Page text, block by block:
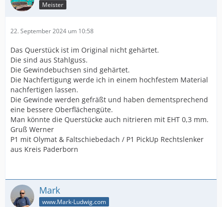
Meister
22. September 2024 um 10:58
Das Querstück ist im Original nicht gehärtet.
Die sind aus Stahlguss.
Die Gewindebuchsen sind gehärtet.
Die Nachfertigung werde ich in einem hochfestem Material
nachfertigen lassen.
Die Gewinde werden gefräßt und haben dementsprechend
eine bessere Oberflächengüte.
Man könnte die Querstücke auch nitrieren mit EHT 0,3 mm.
Gruß Werner
P1 mit Olymat & Faltschiebedach / P1 PickUp Rechtslenker
aus Kreis Paderborn
Mark
www.Mark-Ludwig.com